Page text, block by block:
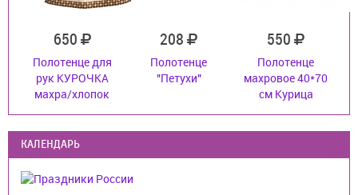
650
Полотенце для
рук КУРОЧКА
махра/хлопок
208
Полотенце
"Петухи"
550
Полотенце
махровое 40*70
см Курица
КАЛЕНДАРЬ